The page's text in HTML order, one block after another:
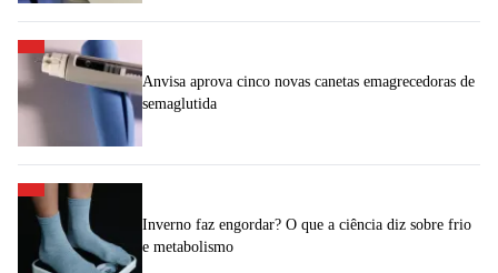
Anvisa aprova cinco novas canetas emagrecedoras de
semaglutida
Inverno faz engordar? O que a ciência diz sobre frio
e metabolismo